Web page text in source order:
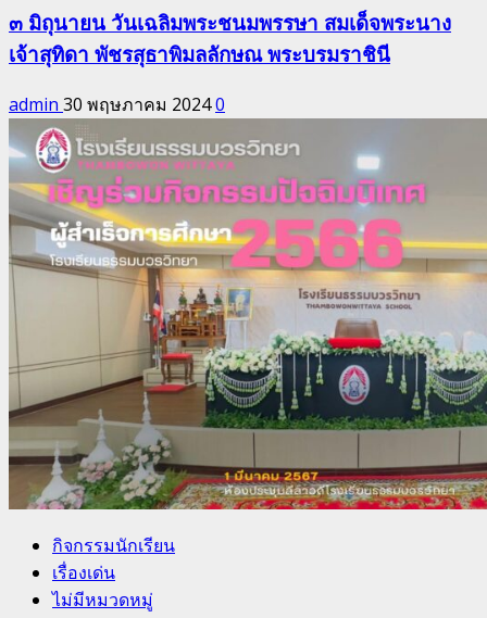
๓ มิถุนายน วันเฉลิมพระชนมพรรษา สมเด็จพระนาง
เจ้าสุทิดา พัชรสุธาพิมลลักษณ พระบรมราชินี
admin 30 พฤษภาคม 20240
กิจกรรมนักเรียน
เรื่องเด่น
ไม่มีหมวดหมู่